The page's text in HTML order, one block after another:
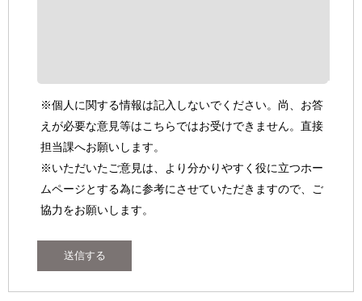
※個人に関する情報は記入しないでください。尚、お答
えが必要な意見等はこちらではお受けできません。直接
担当課へお願いします。
※いただいたご意見は、より分かりやすく役に立つホー
ムページとする為に参考にさせていただきますので、ご
協力をお願いします。